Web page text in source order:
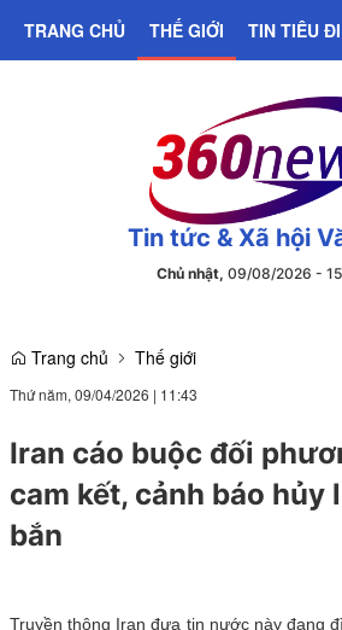
TRANG CHỦ THẾ GIỚI TIN TIÊU
Tin tức & Xã hội
Chủ nhật, 09/08/2026 - 15
Trang chủ Thế giới
Thứ năm, 09/04/2026 | 11:43
Iran cáo buộc đối
cam kết, cảnh báo hủy
bắn
Truyền thông Iran đưa tin nước này đang